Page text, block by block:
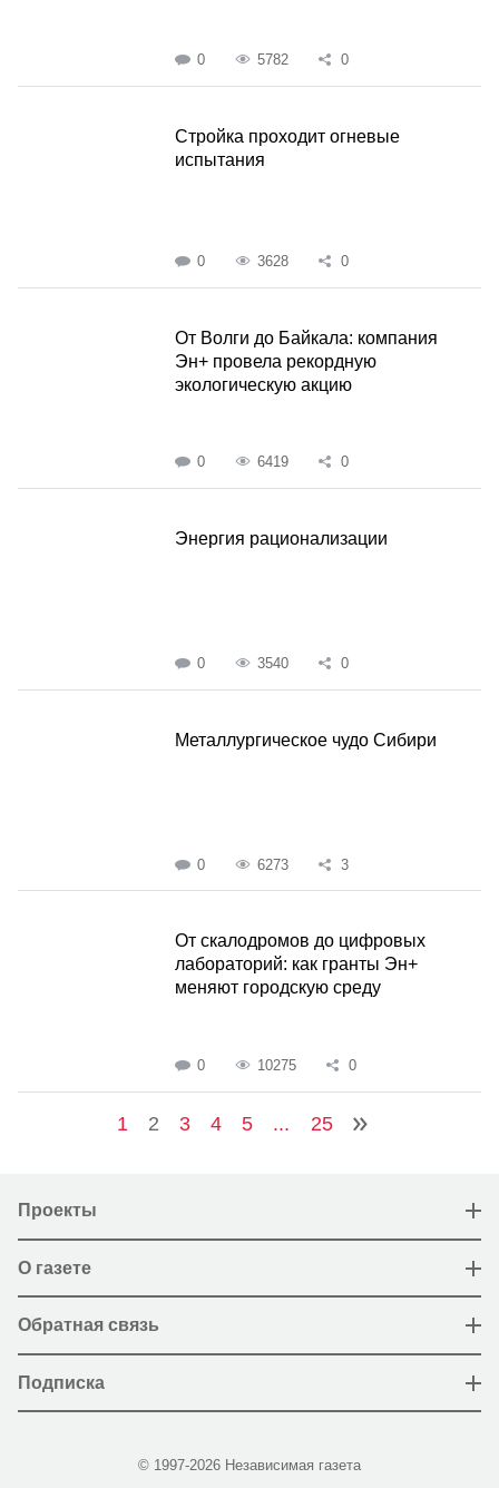
0 5782 0
Стройка проходит огневые
испытания
0 3628 0
От Волги до Байкала: компания
Эн+ провела рекордную
экологическую акцию
0 6419 0
Энергия рационализации
0 3540 0
Металлургическое чудо Сибири
0 6273 3
От скалодромов до цифровых
лабораторий: как гранты Эн+
меняют городскую среду
0 10275 0
1 2 3 4 5 ... 25
Проекты
О газете
Обратная связь
Подписка
© 1997-2026 Независимая газета